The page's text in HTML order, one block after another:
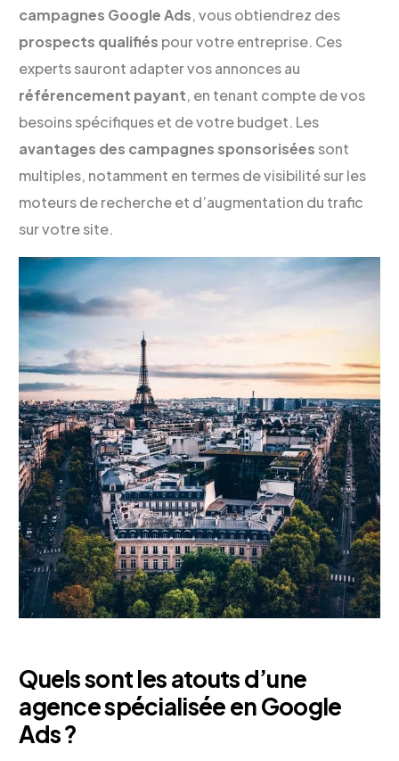
campagnes Google Ads, vous obtiendrez des
prospects qualifiés pour votre entreprise. Ces
experts sauront adapter vos annonces au
référencement payant, en tenant compte de vos
besoins spécifiques et de votre budget. Les
avantages des campagnes sponsorisées sont
multiples, notamment en termes de visibilité sur les
moteurs de recherche et d’augmentation du trafic
sur votre site.
Quels sont les atouts d’une
agence spécialisée en Google
Ads ?